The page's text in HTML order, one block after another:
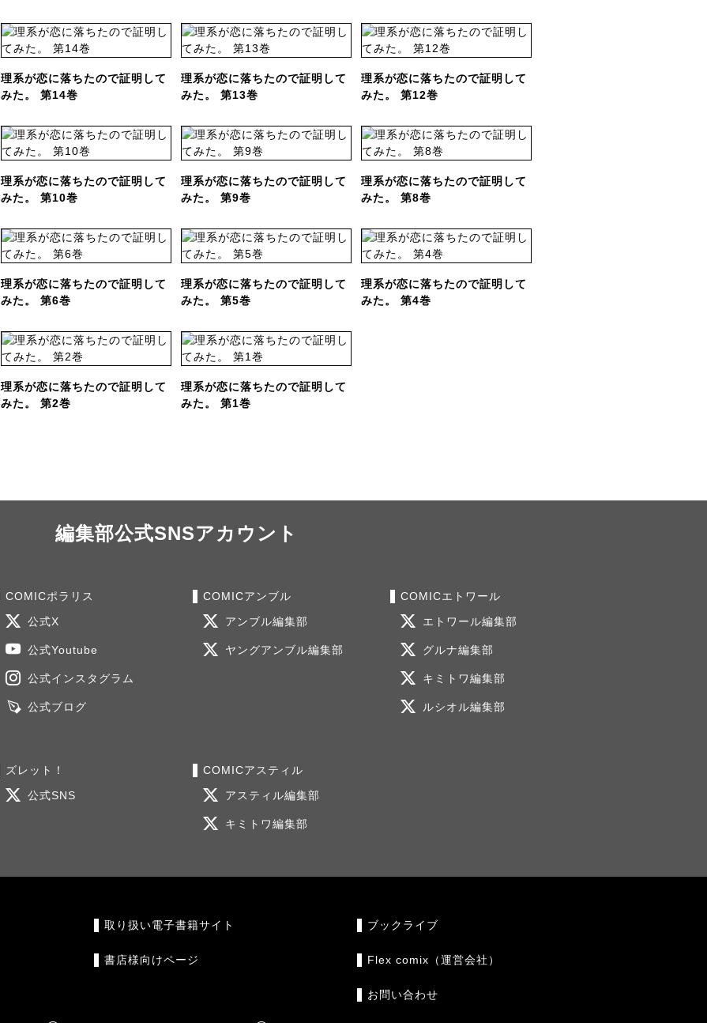
理系が恋に落ちたので証明して
みた。 第14巻
理系が恋に落ちたので証明して
みた。 第13巻
理系が恋に落ちたので証明して
みた。 第12巻
理系が恋に落ちたので証明して
みた。 第10巻
理系が恋に落ちたので証明して
みた。 第9巻
理系が恋に落ちたので証明して
みた。 第8巻
理系が恋に落ちたので証明して
みた。 第6巻
理系が恋に落ちたので証明して
みた。 第5巻
理系が恋に落ちたので証明して
みた。 第4巻
理系が恋に落ちたので証明して
みた。 第2巻
理系が恋に落ちたので証明して
みた。 第1巻
編集部公式SNSアカウント
COMICポラリス
公式X
公式Youtube
公式インスタグラム
公式ブログ
COMICアンブル
アンブル編集部
ヤングアンブル編集部
COMICエトワール
エトワール編集部
グルナ編集部
キミトワ編集部
ルシオル編集部
ズレット！
公式SNS
COMICアスティル
アスティル編集部
キミトワ編集部
取り扱い電子書籍サイト
書店様向けページ
ブックライブ
Flex comix（運営会社）
お問い合わせ